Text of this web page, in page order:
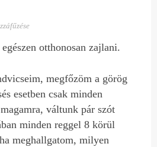
otthonosan zajlani.
megfőzöm a görög
esetben csak minden
váltunk pár szót
minden reggel 8 körül
meghallgatom, milyen